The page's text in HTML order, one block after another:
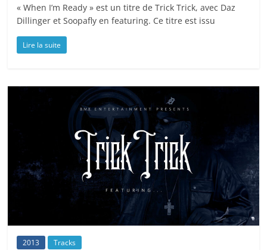
« When I’m Ready » est un titre de Trick Trick, avec Daz
Dillinger et Soopafly en featuring. Ce titre est issu
Lire la suite
2013 Tracks